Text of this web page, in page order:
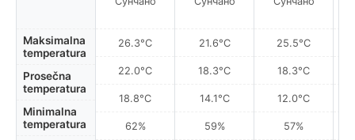
Maksimalna
temperatura
Prosečna
temperatura
Minimalna
temperatura
26.3°C
22.0°C
18.8°C
62%
21.6°C
18.3°C
14.1°C
59%
25.5°C
18.3°C
12.0°C
57%